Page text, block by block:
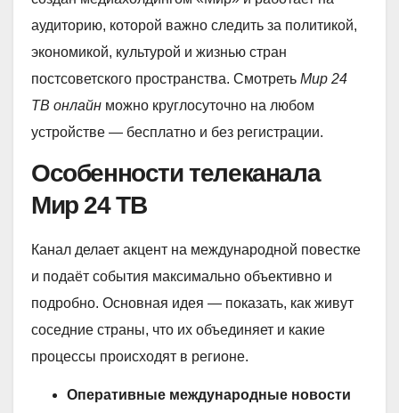
аудиторию, которой важно следить за политикой,
экономикой, культурой и жизнью стран
постсоветского пространства. Смотреть Мир 24
ТВ онлайн можно круглосуточно на любом
устройстве — бесплатно и без регистрации.
Особенности телеканала
Мир 24 ТВ
Канал делает акцент на международной повестке
и подаёт события максимально объективно и
подробно. Основная идея — показать, как живут
соседние страны, что их объединяет и какие
процессы происходят в регионе.
Оперативные международные новости